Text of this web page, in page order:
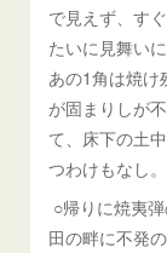
で見えず、す
たいに見舞い
あの1角は焼け
が固まりしが
て、床下の土
つわけもなし。
○帰りに焼夷
田の畔に不発